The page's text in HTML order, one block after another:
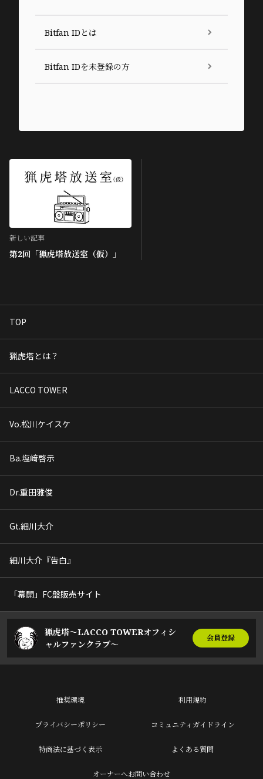
Bitfan IDとは
Bitfan IDを未登録の方
新しい記事
第2回「猟虎塔放送室（仮）」
TOP
猟虎塔とは？
LACCO TOWER
Vo.松川ケイスケ
Ba.塩﨑啓示
Dr.重田雅俊
Gt.細川大介
細川大介『告白』
「幕開」FC盤販売サイト
猟虎塔～LACCO TOWERオフィシ
ャルファンクラブ～
会員登録
推奨環境 利用規約
プライバシーポリシー コミュニティガイドライン
特商法に基づく表示 よくある質問
オーナーへお問い合わせ